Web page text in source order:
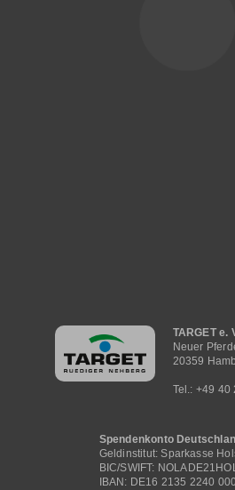
Hauptnavigation
TARGET e.
Neuer
20359
Tel.: +49 40
Spendenkonto
Geldinstitut: Sparkasse
BIC/SWIFT: NOLADE21HOL
IBAN: DE16 2135 2240